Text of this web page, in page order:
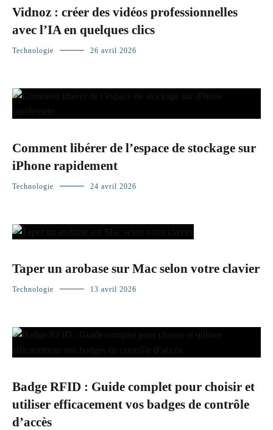
Vidnoz : créer des vidéos professionnelles
avec l’IA en quelques clics
Technologie 26 avril 2026
Comment libérer de l’espace de stockage sur
iPhone rapidement
Technologie 24 avril 2026
Taper un arobase sur Mac selon votre clavier
Technologie 13 avril 2026
Badge RFID : Guide complet pour choisir et
utiliser efficacement vos badges de contrôle
d’accès